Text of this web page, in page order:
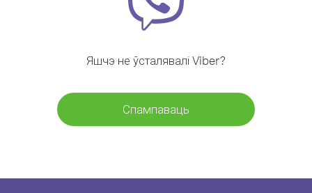
Яшчэ не ўсталявалі Viber?
Спампаваць